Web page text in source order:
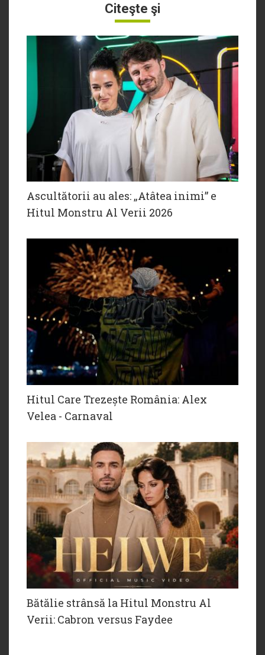
Citeşte şi
Ascultătorii au ales: „Atâtea inimi” e
Hitul Monstru Al Verii 2026
Hitul Care Trezește România: Alex
Velea - Carnaval
Bătălie strânsă la Hitul Monstru Al
Verii: Cabron versus Faydee